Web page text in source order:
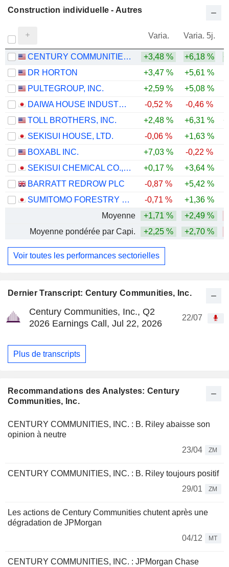
Dernier Transcript: Century Communities, Inc.
Century Communities, Inc., Q2
2026 Earnings Call, Jul 22, 2026
22/07
Plus de transcripts
Recommandations des Analystes: Century
Communities, Inc.
CENTURY COMMUNITIES, INC. : B. Riley abaisse son
opinion à neutre
23/04
ZM
CENTURY COMMUNITIES, INC. : B. Riley toujours positif
29/01
ZM
Les actions de Century Communities chutent après une
dégradation de JPMorgan
04/12
MT
CENTURY COMMUNITIES, INC. : JPMorgan Chase
Construction individuelle - Autres
Varia. Varia. 5j.
CENTURY COMMUNITIES, INC. +3,48 % +6,18 %
DR HORTON
+3,47 % +5,61 %
PULTEGROUP, INC.
+2,59 % +5,08 %
DAIWA HOUSE INDUSTRY CO., LTD.
-0,52 % -0,46 %
TOLL BROTHERS, INC.
+2,48 % +6,31 %
SEKISUI HOUSE, LTD.
-0,06 % +1,63 %
BOXABL INC.
+7,03 % -0,22 %
SEKISUI CHEMICAL CO., LTD.
+0,17 % +3,64 %
BARRATT REDROW PLC
-0,87 % +5,42 %
SUMITOMO FORESTRY CO., LTD.
-0,71 % +1,36 %
Moyenne
+1,71 % +2,49 %
Moyenne pondérée par Capi.
+2,25 % +2,70 %
Voir toutes les performances sectorielles